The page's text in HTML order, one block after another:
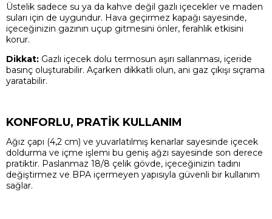
Üstelik sadece su ya da kahve değil gazlı içecekler ve maden
suları için de uygundur. Hava geçirmez kapağı sayesinde,
içeceğinizin gazının uçup gitmesini önler, ferahlık etkisini
korur.
Dikkat: Gazlı içecek dolu termosun aşırı sallanması, içeride
basınç oluşturabilir. Açarken dikkatli olun, ani gaz çıkışı sıçrama
yaratabilir.
KONFORLU, PRATİK KULLANIM
Ağız çapı (4,2 cm) ve yuvarlatılmış kenarlar sayesinde içecek
doldurma ve içme işlemi bu geniş ağzı sayesinde son derece
pratiktir. Paslanmaz 18/8 çelik gövde, içeceğinizin tadını
değiştirmez ve BPA içermeyen yapısıyla güvenli bir kullanım
sağlar.